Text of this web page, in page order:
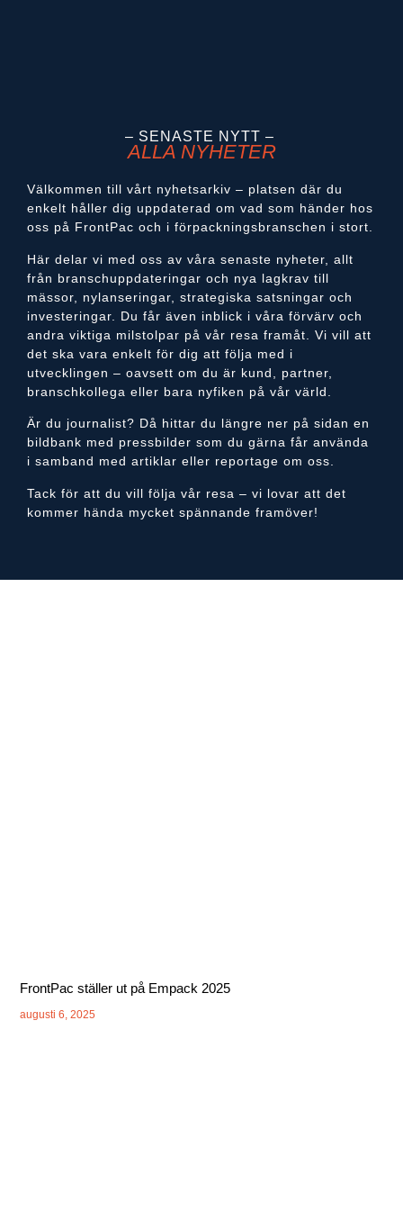
– SENASTE NYTT –
ALLA NYHETER
Välkommen till vårt nyhetsarkiv – platsen där du
enkelt håller dig uppdaterad om vad som händer hos
oss på FrontPac och i förpackningsbranschen i stort.
Här delar vi med oss av våra senaste nyheter, allt
från branschuppdateringar och nya lagkrav till
mässor, nylanseringar, strategiska satsningar och
investeringar. Du får även inblick i våra förvärv och
andra viktiga milstolpar på vår resa framåt. Vi vill att
det ska vara enkelt för dig att följa med i
utvecklingen – oavsett om du är kund, partner,
branschkollega eller bara nyfiken på vår värld.
Är du journalist? Då hittar du längre ner på sidan en
bildbank med pressbilder som du gärna får använda
i samband med artiklar eller reportage om oss.
Tack för att du vill följa vår resa – vi lovar att det
kommer hända mycket spännande framöver!
FrontPac ställer ut på Empack 2025
augusti 6, 2025